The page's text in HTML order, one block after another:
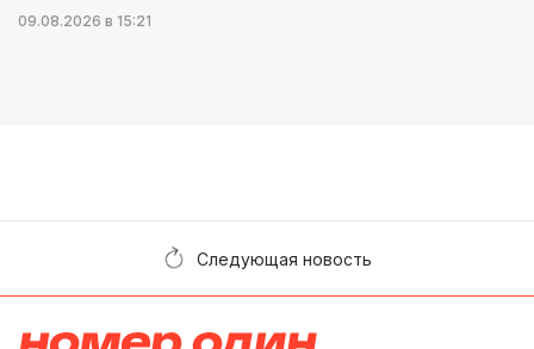
09.08.2026 в 15:21
Следующая новость